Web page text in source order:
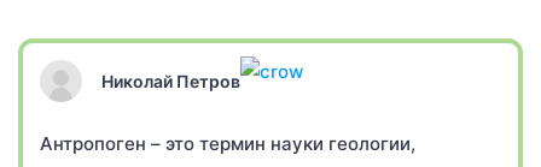
Николай Петров
Антропоген – это термин науки геологии,